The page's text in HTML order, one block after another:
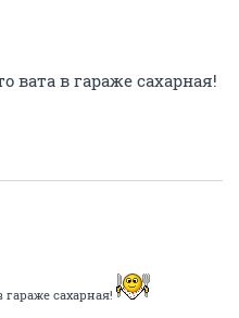
вата в гараже сахарная!
гараже сахарная!